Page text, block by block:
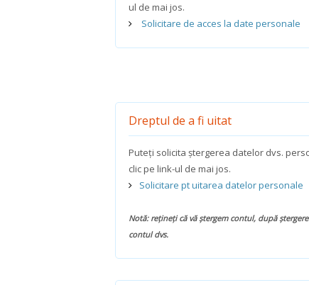
ul de mai jos.
Solicitare de acces la date personale
Dreptul de a fi uitat
Puteți solicita ștergerea datelor dvs.
clic pe link-ul de mai jos.
Solicitare pt uitarea datelor personale
Notă: rețineți că vă ștergem contul, după
contul dvs.